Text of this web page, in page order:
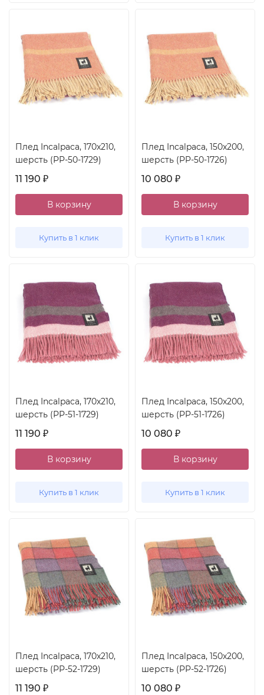
Плед Incalpaca, 170x210,
шерсть (PP-50-1729)
11 190 ₽
В корзину
Купить в 1 клик
Плед Incalpaca, 150x200,
шерсть (PP-50-1726)
10 080 ₽
В корзину
Купить в 1 клик
Плед Incalpaca, 170x210,
шерсть (PP-51-1729)
11 190 ₽
В корзину
Купить в 1 клик
Плед Incalpaca, 150x200,
шерсть (PP-51-1726)
10 080 ₽
В корзину
Купить в 1 клик
Плед Incalpaca, 170x210,
шерсть (PP-52-1729)
11 190 ₽
Плед Incalpaca, 150x200,
шерсть (PP-52-1726)
10 080 ₽